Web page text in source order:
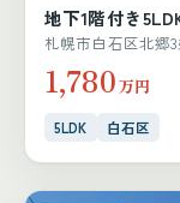
地下1階付き
札幌市白石区北郷3
1,780万円
5LDK 白石区